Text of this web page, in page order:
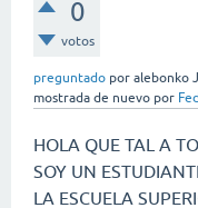
0
votos
preguntado por alebonko
mostrada de nuevo por
HOLA QUE TAL A
SOY UN
LA ESCUELA